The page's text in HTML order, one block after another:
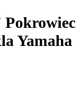
Pokrowiec
Yamaha